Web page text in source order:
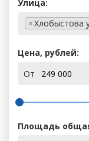
Улица:
×Хлобыстова
Цена, рублей:
От
Площадь